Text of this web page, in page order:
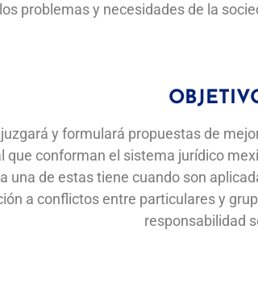
problemas y necesidades de la
y formulará propuestas de
que conforman el sistema jurídico
una de estas tiene cuando son
a conflictos entre particulares y
responsabilidad